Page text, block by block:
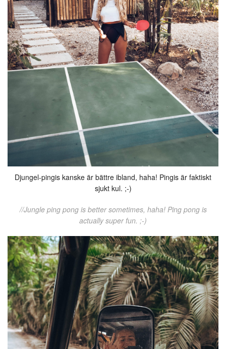
Djungel-pingis kanske är bättre ibland, haha! Pingis är faktiskt
sjukt kul. ;-)
//Jungle ping pong is better sometimes, haha! Ping pong is
actually super fun. ;-)